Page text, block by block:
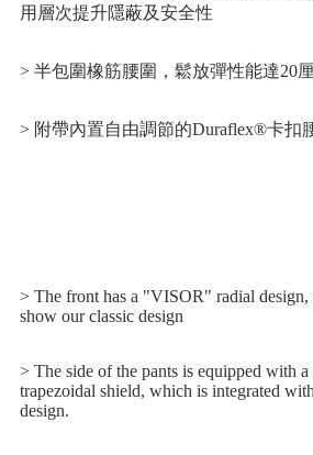
用層次提升隱蔽及安全性
> 半包圍橡筋腰圍，鬆放彈性能達20
> 附帶內置自由調節的Duraflex®卡扣
> The front has a "VISOR" radial design,
show our classic design
> The side of the pants is equipped with a
trapezoidal shield, which is integrated
design.